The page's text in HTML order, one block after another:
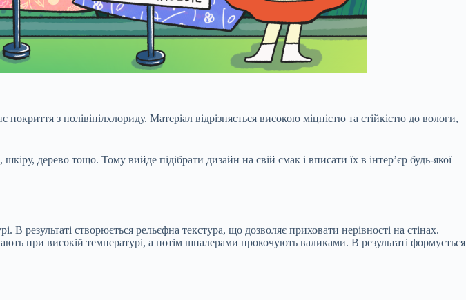
з полівінілхлориду. Матеріал відрізняється високою міцністю та стійкістю до вологи,
дерево тощо. Тому вийде підібрати дизайн на свій смак і вписати їх в інтер’єр будь-якої
створюється рельєфна текстура, що дозволяє приховати нерівності на стінах.
при високій температурі, а потім шпалерами прокочують валиками. В результаті формується